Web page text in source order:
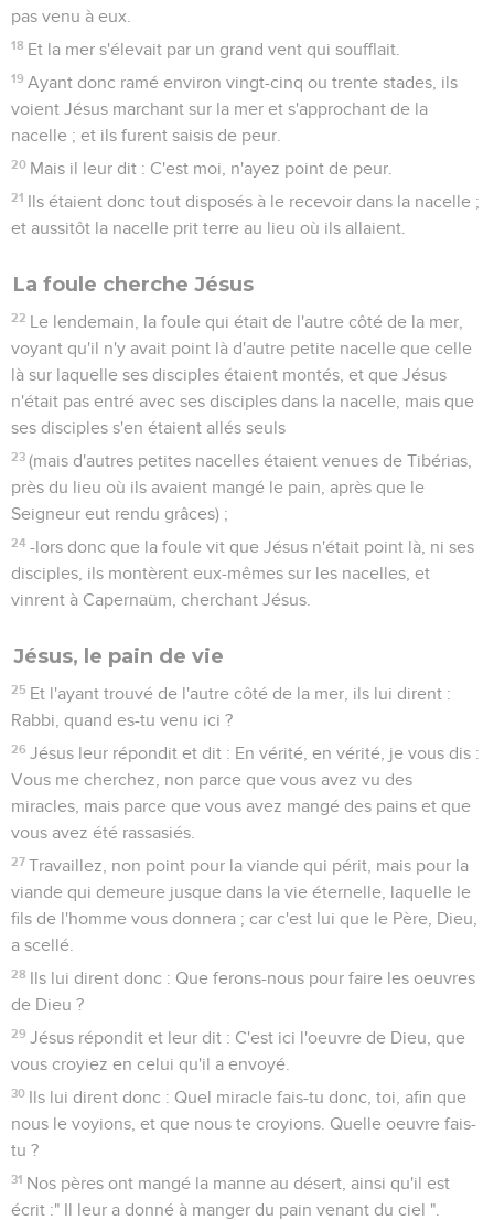
pas venu à eux.
18 Et la mer s'élevait par un grand vent qui soufflait.
19 Ayant donc ramé environ vingt-cinq ou trente stades, ils
voient Jésus marchant sur la mer et s'approchant de la
nacelle ; et ils furent saisis de peur.
20 Mais il leur dit : C'est moi, n'ayez point de peur.
21 Ils étaient donc tout disposés à le recevoir dans la nacelle ;
et aussitôt la nacelle prit terre au lieu où ils allaient.
La foule cherche Jésus
22 Le lendemain, la foule qui était de l'autre côté de la mer,
voyant qu'il n'y avait point là d'autre petite nacelle que celle
là sur laquelle ses disciples étaient montés, et que Jésus
n'était pas entré avec ses disciples dans la nacelle, mais que
ses disciples s'en étaient allés seuls
23 (mais d'autres petites nacelles étaient venues de Tibérias,
près du lieu où ils avaient mangé le pain, après que le
Seigneur eut rendu grâces) ;
24 -lors donc que la foule vit que Jésus n'était point là, ni ses
disciples, ils montèrent eux-mêmes sur les nacelles, et
vinrent à Capernaüm, cherchant Jésus.
Jésus, le pain de vie
25 Et l'ayant trouvé de l'autre côté de la mer, ils lui dirent :
Rabbi, quand es-tu venu ici ?
26 Jésus leur répondit et dit : En vérité, en vérité, je vous dis :
Vous me cherchez, non parce que vous avez vu des
miracles, mais parce que vous avez mangé des pains et que
vous avez été rassasiés.
27 Travaillez, non point pour la viande qui périt, mais pour la
viande qui demeure jusque dans la vie éternelle, laquelle le
fils de l'homme vous donnera ; car c'est lui que le Père, Dieu,
a scellé.
28 Ils lui dirent donc : Que ferons-nous pour faire les oeuvres
de Dieu ?
29 Jésus répondit et leur dit : C'est ici l'oeuvre de Dieu, que
vous croyiez en celui qu'il a envoyé.
30 Ils lui dirent donc : Quel miracle fais-tu donc, toi, afin que
nous le voyions, et que nous te croyions. Quelle oeuvre fais-
tu ?
31 Nos pères ont mangé la manne au désert, ainsi qu'il est
écrit :" Il leur a donné à manger du pain venant du ciel ".